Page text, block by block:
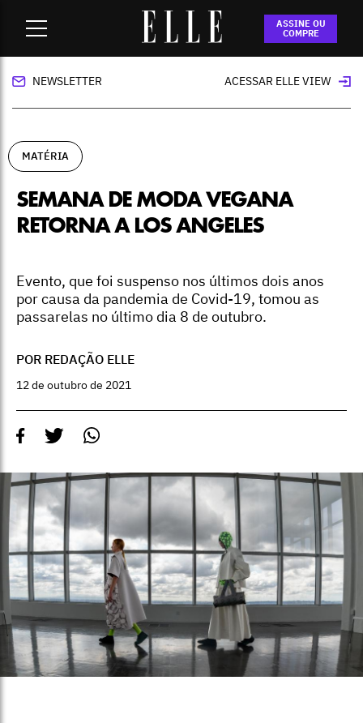
ASSINE OU
COMPRE
Semana de Moda Vegana retorna a Los
Angeles
NEWSLETTER ACESSAR ELLE VIEW
MATÉRIA
SEMANA DE MODA VEGANA
RETORNA A LOS ANGELES
Evento, que foi suspenso nos últimos dois anos
por causa da pandemia de Covid-19, tomou as
passarelas no último dia 8 de outubro.
POR REDAÇÃO ELLE
12 de outubro de 2021